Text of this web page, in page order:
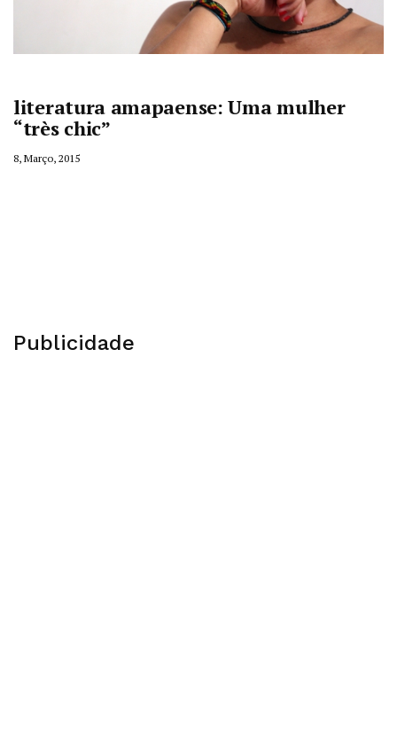
literatura amapaense: Uma mulher
“très chic”
8, Março, 2015
Publicidade